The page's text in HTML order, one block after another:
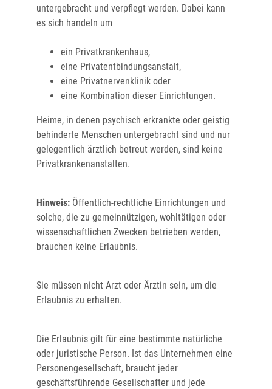
untergebracht und verpflegt werden. Dabei kann
es sich handeln um
ein Privatkrankenhaus,
eine Privatentbindungsanstalt,
eine Privatnervenklinik oder
eine Kombination dieser Einrichtungen.
Heime, in denen psychisch erkrankte oder geistig
behinderte Menschen untergebracht sind und nur
gelegentlich ärztlich betreut werden, sind keine
Privatkrankenanstalten.
Hinweis: Öffentlich-rechtliche Einrichtungen und
solche, die zu gemeinnützigen, wohltätigen oder
wissenschaftlichen Zwecken betrieben werden,
brauchen keine Erlaubnis.
Sie müssen nicht Arzt oder Ärztin sein, um die
Erlaubnis zu erhalten.
Die Erlaubnis gilt für eine bestimmte natürliche
oder juristische Person. Ist das Unternehmen eine
Personengesellschaft, braucht jeder
geschäftsführende Gesellschafter und jede